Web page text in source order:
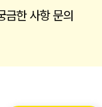
금한 사항 문의